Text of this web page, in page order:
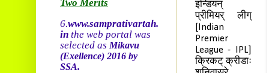
इन्डियन्
प्रीमियर् लीग्
[Indian
Premier
League - IPL]
क्रिकट् क्रीडाः
Two Merits
6.www.samprativartah.
in the web portal was
selected asMikavu
(Exellence)2016 by
SSA.